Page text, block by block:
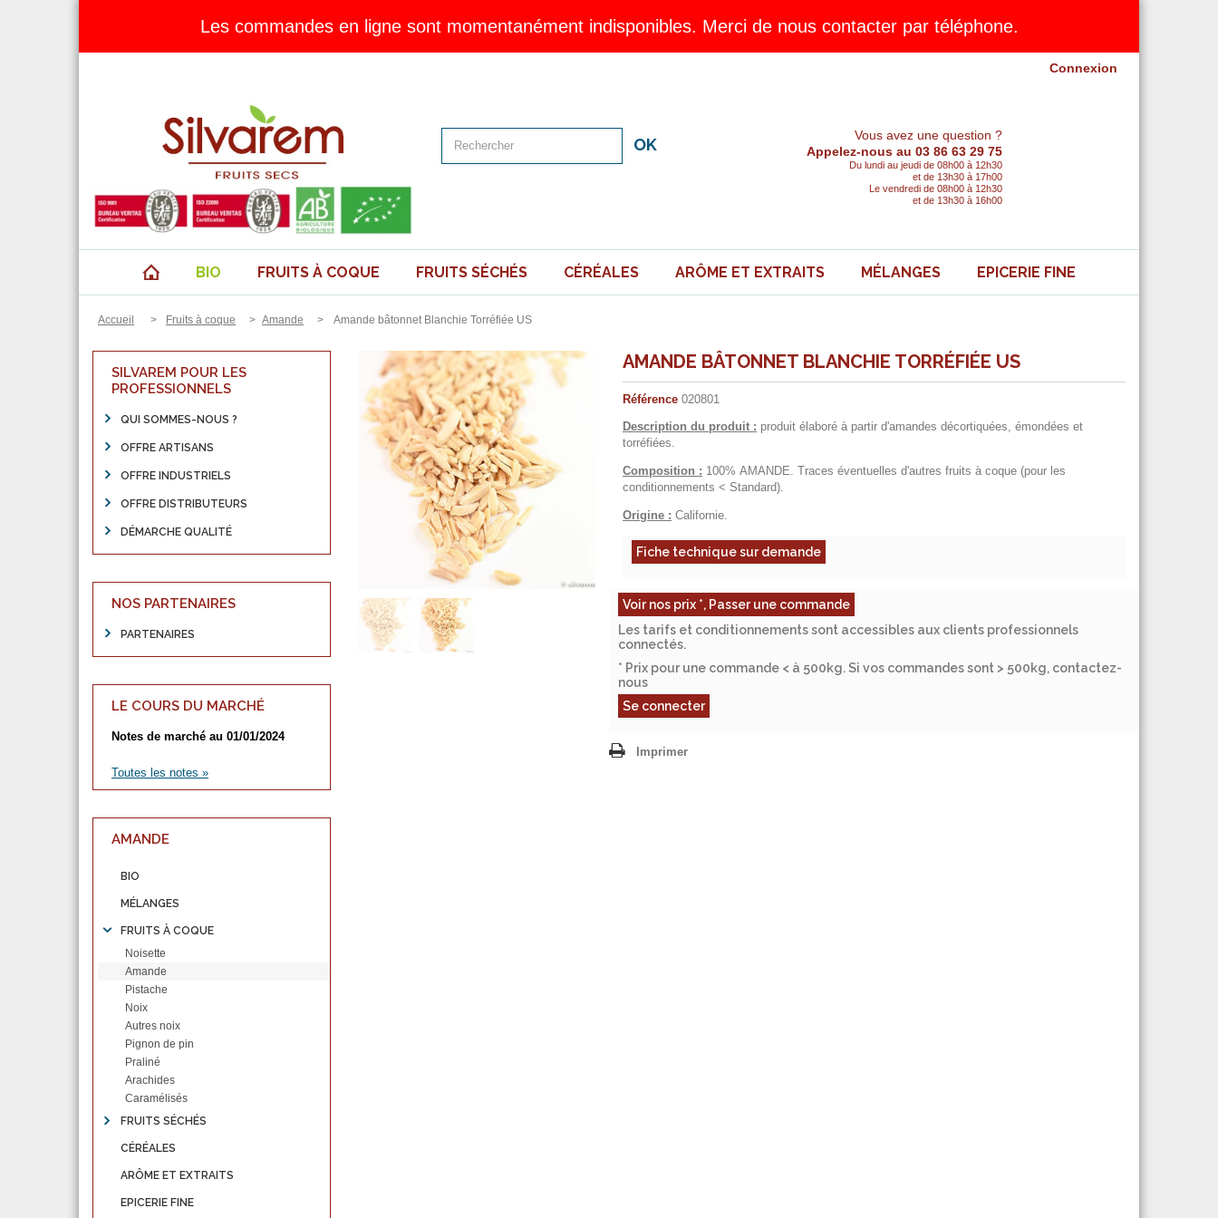
Les commandes en ligne sont momentanément indisponibles. Merci de nous contacter par téléphone.
Connexion
OK
Vous avez une question ?
Appelez-nous au 03 86 63 29 75
Du lundi au jeudi de 08h00 à 12h30
et de 13h30 à 17h00
Le vendredi de 08h00 à 12h30
et de 13h30 à 16h00
BIO FRUITS À COQUE FRUITS SÉCHÉS CÉRÉALES ARÔME ET EXTRAITS MÉLANGES EPICERIE FINE
Accueil > Fruits à coque > Amande > Amande bâtonnet Blanchie Torréfiée US
SILVAREM POUR LES
PROFESSIONNELS
QUI SOMMES-NOUS ?
OFFRE ARTISANS
OFFRE INDUSTRIELS
OFFRE DISTRIBUTEURS
DÉMARCHE QUALITÉ
NOS PARTENAIRES
PARTENAIRES
LE COURS DU MARCHÉ
Notes de marché au 01/01/2024
Toutes les notes »
AMANDE
BIO
MÉLANGES
FRUITS À COQUE
Noisette
Amande
Pistache
Noix
Autres noix
Pignon de pin
Praliné
Arachides
Caramélisés
FRUITS SÉCHÉS
CÉRÉALES
ARÔME ET EXTRAITS
EPICERIE FINE
AMANDE BÂTONNET BLANCHIE TORRÉFIÉE US
Référence 020801
Description du produit : produit élaboré à partir d'amandes décortiquées, émondées et
torréfiées.
Composition : 100% AMANDE. Traces éventuelles d'autres fruits à coque (pour les
conditionnements < Standard).
Origine : Californie.
Fiche technique sur demande
Voir nos prix *, Passer une commande
Les tarifs et conditionnements sont accessibles aux clients professionnels
connectés.
* Prix pour une commande < à 500kg. Si vos commandes sont > 500kg, contactez-
nous
Se connecter
Imprimer